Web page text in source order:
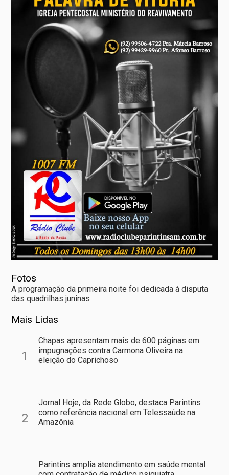
Fotos
A programação da primeira noite foi dedicada à disputa
das quadrilhas juninas
Mais Lidas
1
Chapas apresentam mais de 600 páginas em
impugnações contra Carmona Oliveira na
eleição do Caprichoso
2
Jornal Hoje, da Rede Globo, destaca Parintins
como referência nacional em Telessaúde na
Amazônia
Parintins amplia atendimento em saúde mental